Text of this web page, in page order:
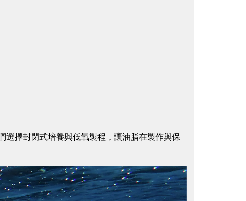
擇封閉式培養與低氧製程，讓油脂在製作與保